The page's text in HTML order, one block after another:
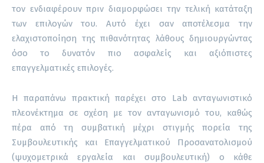
τον ενδιαφέρουν πριν διαμορφώσει την τελική κατάταξη
των επιλογών του. Αυτό έχει σαν αποτέλεσμα την
ελαχιστοποίηση της πιθανότητας λάθους δημιουργώντας
όσο το δυνατόν πιο ασφαλείς και αξιόπιστες
επαγγελματικές επιλογές.
Η παραπάνω πρακτική παρέχει στο Lab ανταγωνιστικό
πλεονέκτημα σε σχέση με τον ανταγωνισμό του, καθώς
πέρα από τη συμβατική μέχρι στιγμής πορεία της
Συμβουλευτικής και Επαγγελματικού Προσανατολισμού
(ψυχομετρικά εργαλεία και συμβουλευτική) ο κάθε